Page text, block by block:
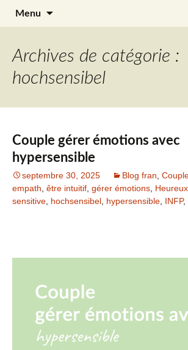
Julia Noyel
Menu
Archives de catégorie :
hochsensibel
Couple gérer émotions avec
hypersensible
septembre 30, 2025 Blog fran
empath être intuitif gérer émotions
sensitive hochsensibel hypersensible INFP,